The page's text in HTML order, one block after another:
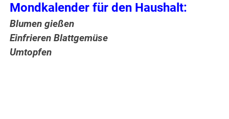
Mondkalender für den Haushalt:
Blumen gießen
Einfrieren Blattgemüse
Umtopfen